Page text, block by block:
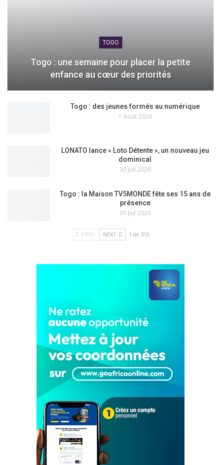
TOGO
Togo : une semaine pour placer la petite
enfance au cœur des priorités
Togo : des jeunes formés au numérique
1 Août 2026
LONATO lance « Loto Détente », un nouveau jeu
dominical
30 Juil 2026
Togo : la Maison TV5MONDE fête ses 15 ans de
présence
30 Juil 2026
PREV NEXT 1 de 355